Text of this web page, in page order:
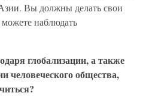
Вы должны делать свои
наблюдать
глобализации, а также
человеческого общества,